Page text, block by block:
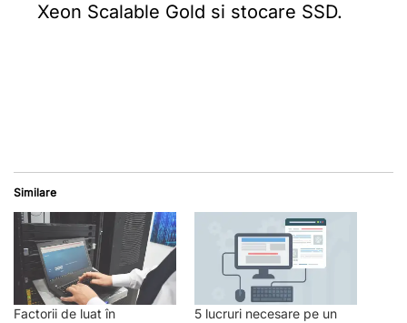
Xeon Scalable Gold si stocare SSD.
Similare
Factorii de luat în
5 lucruri necesare pe un